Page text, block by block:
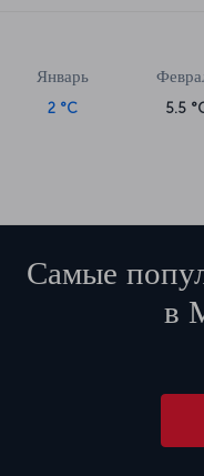
Январь
2 °C 5.5
Самые
в